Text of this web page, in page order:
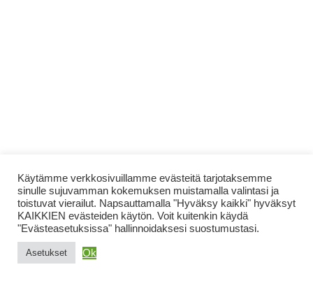
Käytämme verkkosivuillamme evästeitä tarjotaksemme
sinulle sujuvamman kokemuksen muistamalla valintasi ja
toistuvat vierailut. Napsauttamalla "Hyväksy kaikki" hyväksyt
KAIKKIEN evästeiden käytön. Voit kuitenkin käydä
"Evästeasetuksissa" hallinnoidaksesi suostumustasi.
Asetukset Ok